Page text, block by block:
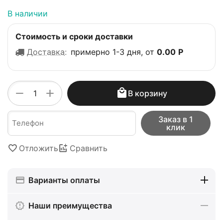
В наличии
Стоимость и сроки доставки
Доставка: примерно 1-3 дня, от 0.00 Р
+
− В корзину
Заказ в 1
клик
Отложить Сравнить
Варианты оплаты
Наши преимущества